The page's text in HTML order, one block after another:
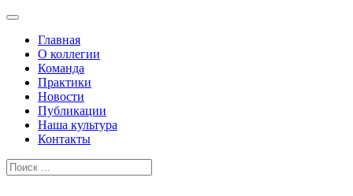
Главная
О коллегии
Команда
Практики
Новости
Публикации
Наша культура
Контакты